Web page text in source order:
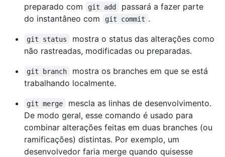
preparado com
git add
passará a fazer parte
do instantâneo com
git commit .
git status
mostra o status das alterações como
não rastreadas, modificadas ou preparadas.
git branch
mostra os branches em que se está
trabalhando localmente.
git merge
mescla as linhas de desenvolvimento.
De modo geral, esse comando é usado para
combinar alterações feitas em duas branches (ou
ramificações) distintas. Por exemplo, um
desenvolvedor faria merge quando quisesse